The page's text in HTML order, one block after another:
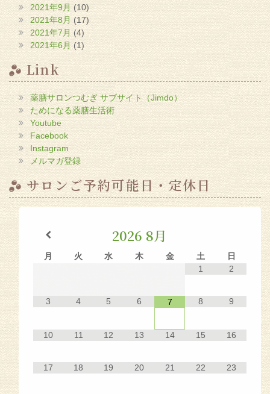
2021年9月(10)
2021年8月 (17)
2021年7月 (4)
2021年6月 (1)
Link
薬膳サロンつむぎ サブサイト（Jimdo）
ためになる薬膳生活術
Youtube
Facebook
Instagram
メルマガ登録
サロンご予約可能日・定休日
2026 8月
月 火 水 木 金 土
日
1
2
3 4 5 6 7 8 9
10 11 12 13 14 15 16
17 18 19 20 21 22 23